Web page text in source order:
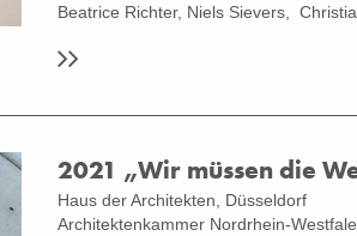
Beatrice Richter, Niels Sievers,
2021 „Wir müssen die
Haus der Architekten, Düsseldorf
Architektenkammer Nordrhein-